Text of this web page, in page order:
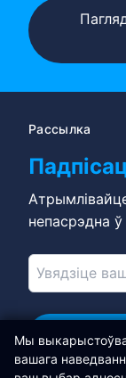
Рассылка
непасрэдна
Далучайцеся
Мы
вашага